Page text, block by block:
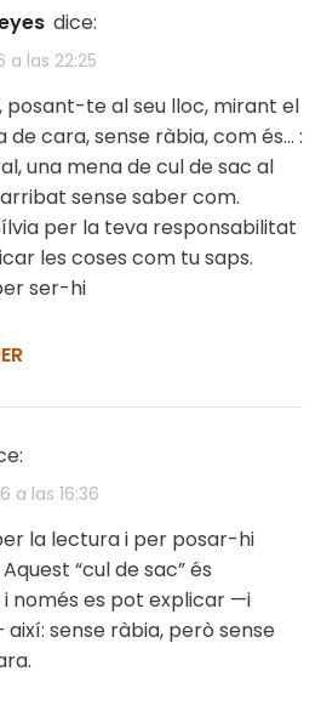
dice:
a las 22:25
posant-te al seu lloc, mirant el
de cara, sense ràbia, com és… :
una mena de cul de sac al
sense saber com.
per la teva responsabilitat
les coses com tu saps.
ser-hi
a las 16:36
la lectura i per posar-hi
“cul de sac” és
i només es pot explicar —i
sense ràbia, però sense